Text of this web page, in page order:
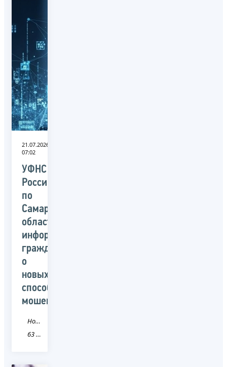
21.07.2026
07:02
УФНС
России
по
Самарской
области
информирует
граждан
о
новых
способах
мошенничества
Новость
63 Самарская область